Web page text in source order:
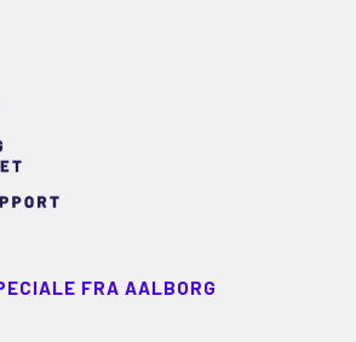
FRA AALBORG